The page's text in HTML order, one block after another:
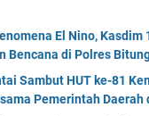
El Nino,
Bencana di Polres
Sambut HUT ke-81
Pemerintah Daerah